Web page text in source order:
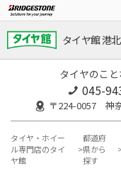
タイヤ館 港
タイヤのこ
045-
〒224-0057 神
タイヤ・ホイー
ル専門店のタイ
ヤ館
都道府
県から
探す